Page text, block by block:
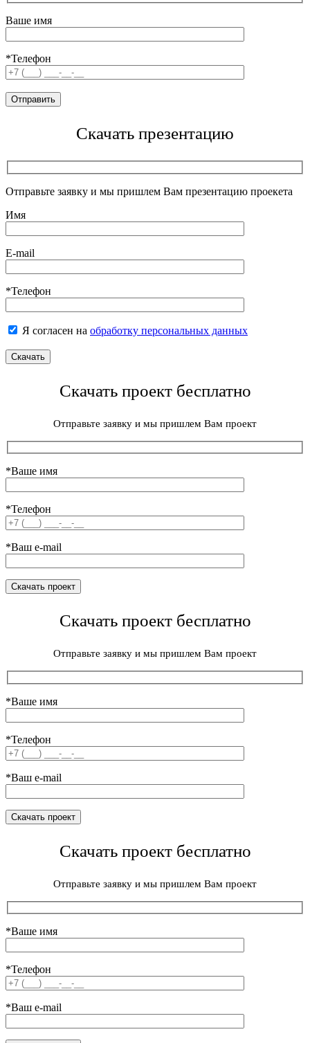
Ваше имя
*Телефон
Скачать презентацию
Отправьте заявку и мы пришлем Вам презентацию проекета
Имя
E-mail
*Телефон
Я согласен на обработку персональных данных
Скачать проект бесплатно
Отправьте заявку и мы пришлем Вам проект
*Ваше имя
*Телефон
*Ваш e-mail
Скачать проект бесплатно
Отправьте заявку и мы пришлем Вам проект
*Ваше имя
*Телефон
*Ваш e-mail
Скачать проект бесплатно
Отправьте заявку и мы пришлем Вам проект
*Ваше имя
*Телефон
*Ваш e-mail